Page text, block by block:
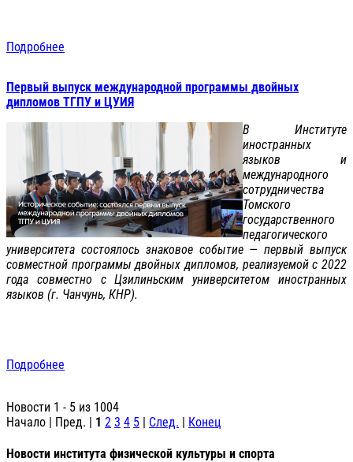
Подробнее
Первый выпуск международной программы двойных
дипломов ТГПУ и ЦУИЯ
В Институте
иностранных
языков и
международного
сотрудничества
Томского
государственного
педагогического
университета состоялось знаковое событие — первый выпуск
совместной программы двойных дипломов, реализуемой с 2022
года совместно с Цзилиньским университетом иностранных
языков (г. Чанчунь, КНР).
Подробнее
Новости 1 - 5 из 1004
Начало | Пред. | 1 2 3 4 5 | След. | Конец
Новости института физической культуры и спорта